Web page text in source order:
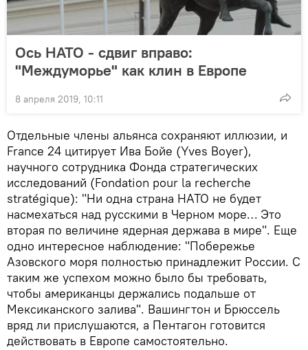
Ось НАТО - сдвиг вправо:
"Междуморье" как клин в Европе
8 апреля 2019, 10:11
Отдельные члены альянса сохраняют иллюзии, и
France 24 цитирует Ива Бойе (Yves Boyer),
научного сотрудника Фонда стратегических
исследований (Fondation pour la recherche
stratégique): "Ни одна страна НАТО не будет
насмехаться над русскими в Черном море… Это
вторая по величине ядерная держава в мире". Еще
одно интересное наблюдение: "Побережье
Азовского моря полностью принадлежит России. С
таким же успехом можно было бы требовать,
чтобы американцы держались подальше от
Мексиканского залива". Вашингтон и Брюссель
вряд ли прислушаются, а Пентагон готовится
действовать в Европе самостоятельно.